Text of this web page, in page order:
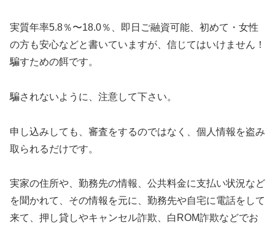
実質年率5.8％〜18.0％、即日ご融資可能、初めて・女性
の方も安心などと書いていますが、信じてはいけません！
騙すための餌です。
騙されないように、注意して下さい。
申し込みしても、審査をするのではなく、個人情報を盗み
取られるだけです。
実家の住所や、勤務先の情報、公共料金に支払い状況など
を聞かれて、その情報を元に、勤務先や自宅に電話をして
来て、押し貸しやキャンセル詐欺、白ROM詐欺などでお